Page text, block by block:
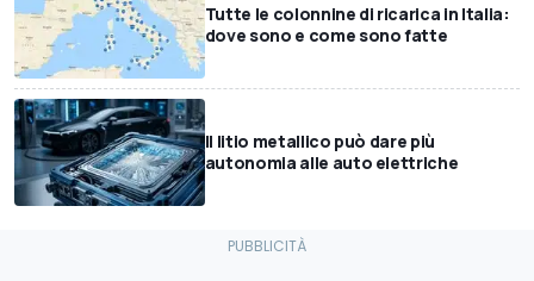
Tutte le colonnine di ricarica in Italia:
dove sono e come sono fatte
Il litio metallico può dare più
autonomia alle auto elettriche